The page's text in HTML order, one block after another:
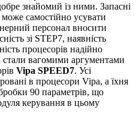
знайомий із ними. Запасні
самостійно усувати
персонал вносити
зі STEP7, наявність
процесорів надійно
стали вагомими аргументами
Vipa SPEED7. Усі
в процесори Vipa, а їхня
90 параметрів, що
керування в цьому